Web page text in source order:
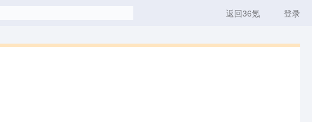
返回36氪 登录